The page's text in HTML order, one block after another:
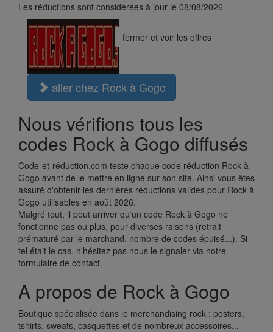
Les réductions sont considérées à jour le 08/08/2026
aller chez Rock à Gogo
Nous vérifions tous les
codes Rock à Gogo diffusés
Code-et-réduction.com teste chaque code réduction Rock à
Gogo avant de le mettre en ligne sur son site. Ainsi vous êtes
assuré d'obtenir les dernières réductions valides pour Rock à
Gogo utilisables en août 2026.
Malgré tout, il peut arriver qu'un code Rock à Gogo ne
fonctionne pas ou plus, pour diverses raisons (retrait
prématuré par le marchand, nombre de codes épuisé...). Si
tel était le cas, n'hésitez pas nous le signaler via notre
formulaire de contact.
A propos de Rock à Gogo
Boutique spécialisée dans le merchandising rock : posters,
tshirts, sweats, casquettes et de nombreux accessoires...
fermer et voir les offres